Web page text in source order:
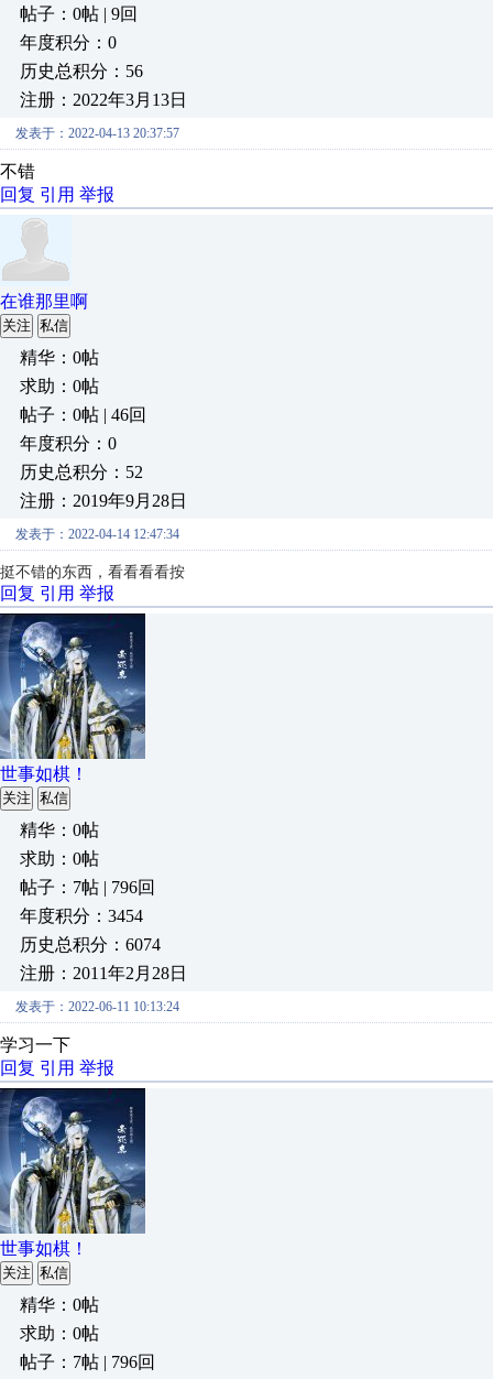
帖子：0帖 | 9回
年度积分：0
历史总积分：56
注册：2022年3月13日
发表于：2022-04-13 20:37:57
不错
回复 引用 举报
在谁那里啊
关注 私信
精华：0帖
求助：0帖
帖子：0帖 | 46回
年度积分：0
历史总积分：52
注册：2019年9月28日
发表于：2022-04-14 12:47:34
挺不错的东西，看看看看按
回复 引用 举报
世事如棋！
关注 私信
精华：0帖
求助：0帖
帖子：7帖 | 796回
年度积分：3454
历史总积分：6074
注册：2011年2月28日
发表于：2022-06-11 10:13:24
学习一下
回复 引用 举报
世事如棋！
关注 私信
精华：0帖
求助：0帖
帖子：7帖 | 796回